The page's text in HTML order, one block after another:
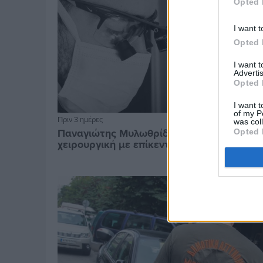
I want
Opted
I want
Opted
I want
of my
was
Opted
Πριν 3 ημέρες
Παναγιώτης Μυλωθρίδης: Η πλαστική
χειρουργική με επίκεντρο τον άνθρωπο